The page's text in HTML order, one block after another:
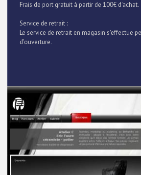
Frais de port gratuit à partir de 100€ d'achat.
Service de retrait :
Le service de retrait en magasin s'effectue
d'ouverture.